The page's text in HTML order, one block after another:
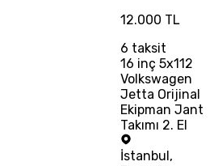
12.000 TL
6 taksit
16 inç 5x112
Volkswagen
Jetta Orijinal
Ekipman Jant
Takımı 2. El
İstanbul,